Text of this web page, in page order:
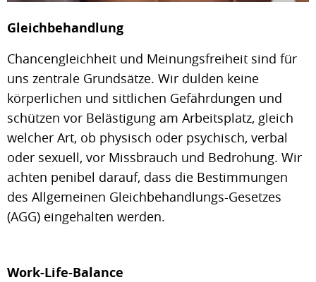
Gleichbehandlung
Chancengleichheit und Meinungsfreiheit sind für
uns zentrale Grundsätze. Wir dulden keine
körperlichen und sittlichen Gefährdungen und
schützen vor Belästigung am Arbeitsplatz, gleich
welcher Art, ob physisch oder psychisch, verbal
oder sexuell, vor Missbrauch und Bedrohung. Wir
achten penibel darauf, dass die Bestimmungen
des Allgemeinen Gleichbehandlungs-Gesetzes
(AGG) eingehalten werden.
Work-Life-Balance